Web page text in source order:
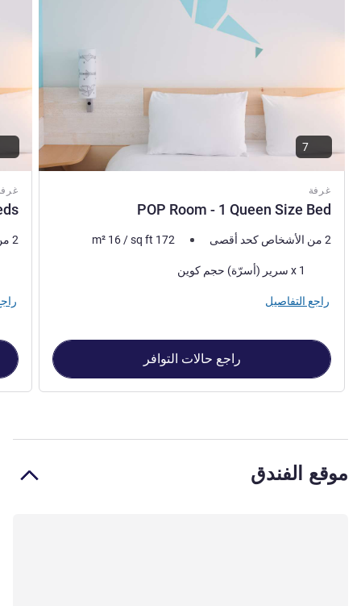
غرفة
POP Room - 1 Queen Size Bed
2 من الأشخاص كحد أقصى m² 16/sq ft 172
فرش السرير
1 x سرير (أسرّة) حجم كوين
راجع التفاصيل
راجع حالات التوافر
2 من الأشخاص كحد أقصى
موقع الفندق